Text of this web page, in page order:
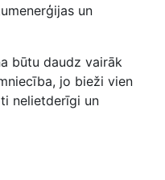
un
būtu daudz vairāk
jo bieži vien
nelietderīgi un